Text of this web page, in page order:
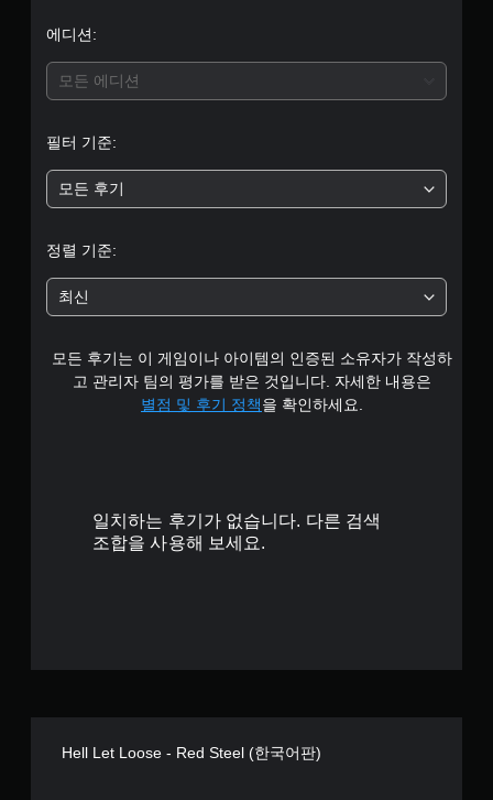
에디션:
모든 에디션
필터 기준:
모든 후기
정렬 기준:
최신
모든 후기는 이 게임이나 아이템의 인증된 소유자가 작성하
고 관리자 팀의 평가를 받은 것입니다. 자세한 내용은
별점 및 후기 정책을 확인하세요.
일치하는 후기가 없습니다. 다른 검색
조합을 사용해 보세요.
Hell Let Loose - Red Steel (한국어판)